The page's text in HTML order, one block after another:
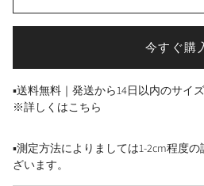
今すぐ購
▪送料無料｜発送から14日以内のサイ
※詳しくはこちら
▪測定方法によりましては1-2cm程度
ざいます。